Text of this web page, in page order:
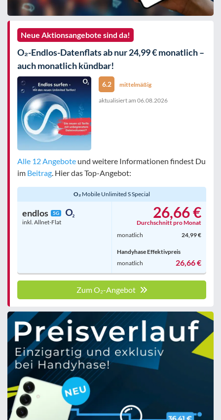
Neue Aktionsangebote sind da!
O₂-Endlos-Datenflats ab nur 24,99 € monatlich –
auch monatlich kündbar!
6.2 mittelmäßig
aktualisiert am 06.08.2026
Alle 12 Angebote und weitere Informationen findest Du
im Beitrag. Hier das Top-Angebot:
O₂ Mobile Unlimited S Special
endlos 5G
inkl. Allnet-Flat
26,66 €
Durchschnitt pro Monat
monatlich
24,99 €
Handyhase Effektivpreis
monatlich
26,66 €
Zum O₂-Angebot